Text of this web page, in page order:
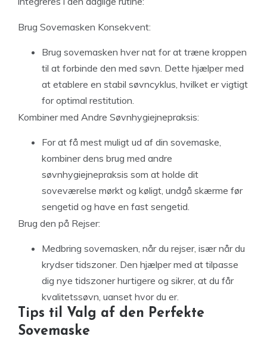
Brug Sovemasken Konsekvent:
Brug sovemasken hver nat for at træne kroppen
til at forbinde den med søvn. Dette hjælper med
at etablere en stabil søvncyklus, hvilket er vigtigt
for optimal restitution.
Kombiner med Andre Søvnhygiejnepraksis:
For at få mest muligt ud af din sovemaske,
kombiner dens brug med andre
søvnhygiejnepraksis som at holde dit
soveværelse mørkt og køligt, undgå skærme før
sengetid og have en fast sengetid.
Brug den på Rejser:
Medbring sovemasken, når du rejser, især når du
krydser tidszoner. Den hjælper med at tilpasse
dig nye tidszoner hurtigere og sikrer, at du får
kvalitetssøvn, uanset hvor du er.
Tips til Valg af den Perfekte
Sovemaske